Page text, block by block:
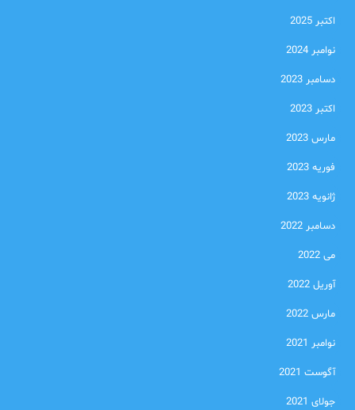
اکتبر 2025
نوامبر 2024
دسامبر 2023
اکتبر 2023
مارس 2023
فوریه 2023
ژانویه 2023
دسامبر 2022
می 2022
آوریل 2022
مارس 2022
نوامبر 2021
آگوست 2021
جولای 2021